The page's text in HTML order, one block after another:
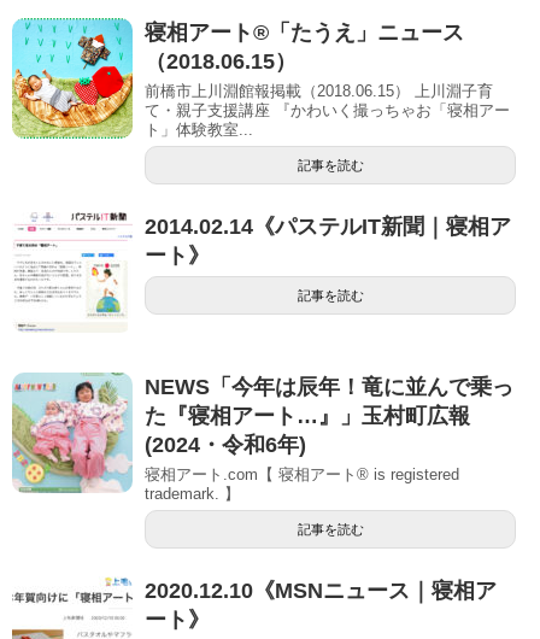
寝相アート®「たうえ」ニュース
（2018.06.15）
前橋市上川淵館報掲載（2018.06.15） 上川淵子育
て・親子支援講座 『かわいく撮っちゃお「寝相アー
ト」体験教室...
記事を読む
2014.02.14《パステルIT新聞｜寝相ア
ート》
記事を読む
NEWS「今年は辰年！竜に並んで乗っ
た『寝相アート…』」玉村町広報
(2024・令和6年)
寝相アート.com【 寝相アート® is registered
trademark. 】
記事を読む
2020.12.10《MSNニュース｜寝相ア
ート》